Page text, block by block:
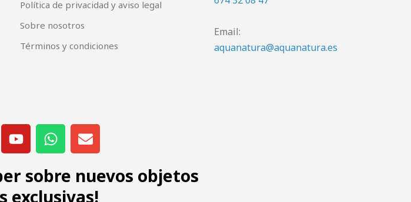
Política de privacidad y aviso legal
Sobre nosotros
Términos y condiciones
Email:
aquanatura@aquanatura.es
sobre nuevos objetos
exclusivas!